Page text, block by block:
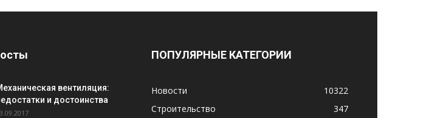
вентиляция:
и достоинства
ПОПУЛЯРНЫЕ КАТЕГОРИИ
Новости
10322
Строительство
347